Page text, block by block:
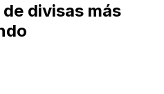
divisas más